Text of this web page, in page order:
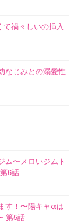
禍々しいの挿入
なじみとの溺愛性
ム〜メロいジムト
6話
す！〜陽キャαは
第5話